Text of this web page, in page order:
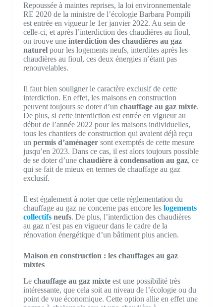
Repoussée à maintes reprises, la loi environnementale
RE 2020 de la ministre de l’écologie Barbara Pompili
est entrée en vigueur le 1er janvier 2022. Au sein de
celle-ci, et après l’interdiction des chaudières au fioul,
on trouve une interdiction des chaudières au gaz
naturelpour les logements neufs, interdites après les
chaudières au fioul, ces deux énergies n’étant pas
renouvelables.
Il faut bien souligner le caractère exclusif de cette
interdiction. En effet, les maisons en construction
peuvent toujours se doter d’un chauffage au gaz mixte.
De plus, si cette interdiction est entrée en vigueur au
début de l’année 2022 pour les maisons individuelles,
tous les chantiers de construction qui avaient déjà reçu
un permis d’aménagersont exemptés de cette mesure
jusqu’en 2023. Dans ce cas, il est alors toujours possible
de se doter d’une chaudière à condensation au gaz, ce
qui se fait de mieux en termes de chauffage au gaz
exclusif.
Il est également à noter que cette réglementation du
chauffage au gaz ne concerne pas encore les logements
collectifsneufs. De plus, l’interdiction des chaudières
au gaz n’est pas en vigueur dans le cadre de la
rénovation énergétique d’un bâtiment plus ancien.
Maison en construction : les chauffages au gaz
mixtes
Le chauffage au gaz mixteest une possibilité très
intéressante, que cela soit au niveau de l’écologie ou du
point de vue économique. Cette option allie en effet une